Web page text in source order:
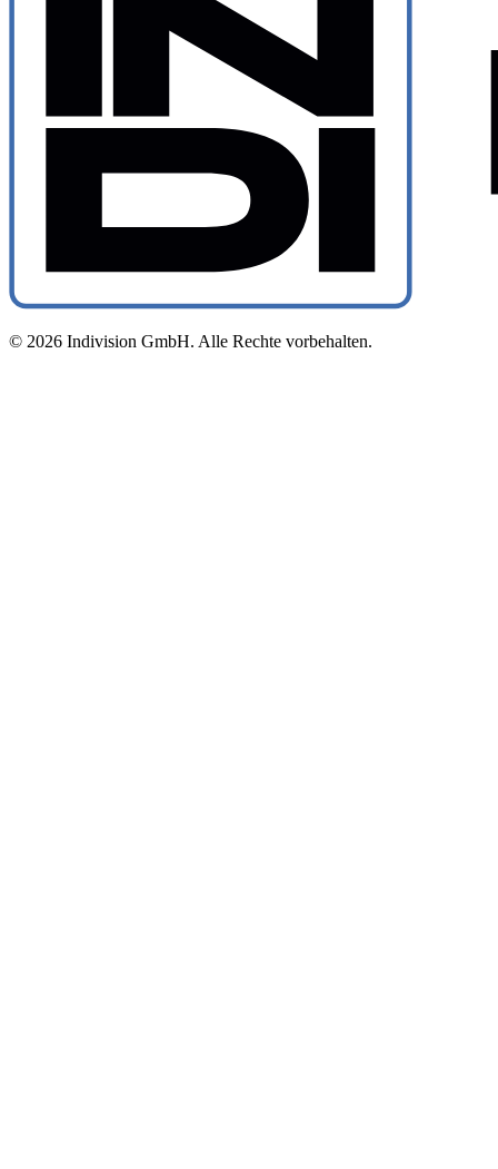
© 2026 Indivision GmbH. Alle Rechte vorbehalten.